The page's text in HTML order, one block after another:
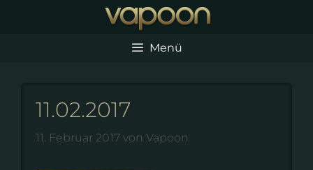
Menü
11.02.2017
11. Februar 2017 von Vapoon